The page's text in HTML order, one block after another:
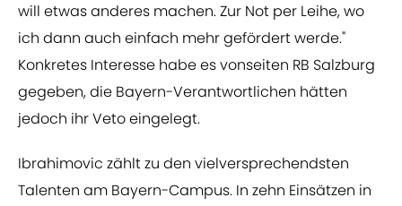
will etwas anderes machen. Zur Not per Leihe, wo
ich dann auch einfach mehr gefördert werde."
Konkretes Interesse habe es vonseiten RB Salzburg
gegeben, die Bayern-Verantwortlichen hätten
jedoch ihr Veto eingelegt.
Ibrahimovic zählt zu den vielversprechendsten
Talenten am Bayern-Campus. In zehn Einsätzen in